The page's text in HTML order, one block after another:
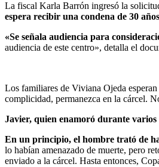
La fiscal Karla Barrón ingresó la
espera recibir una condena de 30
«Se señala audiencia para
audiencia de este centro», detalla el
Los familiares de Viviana Ojeda
complicidad, permanezca en la cárcel.
Javier, quien enamoró durante varios
En un principio, el hombre trató de
lo habían amenazado de muerte, pero
enviado a la cárcel. Hasta entonces,